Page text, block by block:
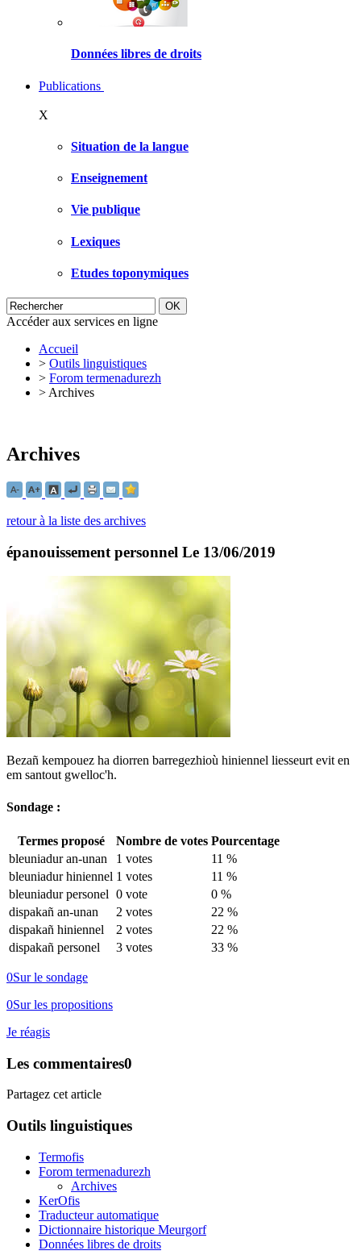
Données libres de droits
Publications
X
Situation de la langue
Enseignement
Vie publique
Lexiques
Etudes toponymiques
Accéder aux services en ligne
Accueil
> Outils linguistiques
> Forom termenadurezh
> Archives
Archives
retour à la liste des archives
épanouissement personnel Le 13/06/2019
Bezañ kempouez ha diorren barregezhioù hiniennel liesseurt evit en
em santout gwelloc'h.
Sondage :
Termes proposé Nombre de votes Pourcentage
bleuniadur an-unan
1 votes
11 %
bleuniadur hiniennel 1 votes
11 %
bleuniadur personel 0 vote
0 %
dispakañ an-unan
2 votes
22 %
dispakañ hiniennel
2 votes
22 %
dispakañ personel
3 votes 33 %
0Sur le sondage
0Sur les propositions
Je réagis
Les commentaires0
Partagez cet article
Outils linguistiques
Termofis
Forom termenadurezh
Archives
KerOfis
Traducteur automatique
Dictionnaire historique Meurgorf
Données libres de droits